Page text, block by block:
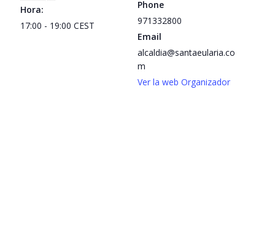
Hora:
17:00 - 19:00CEST
Phone
971332800
Email
alcaldia@santaeularia.co
m
Ver la web Organizador